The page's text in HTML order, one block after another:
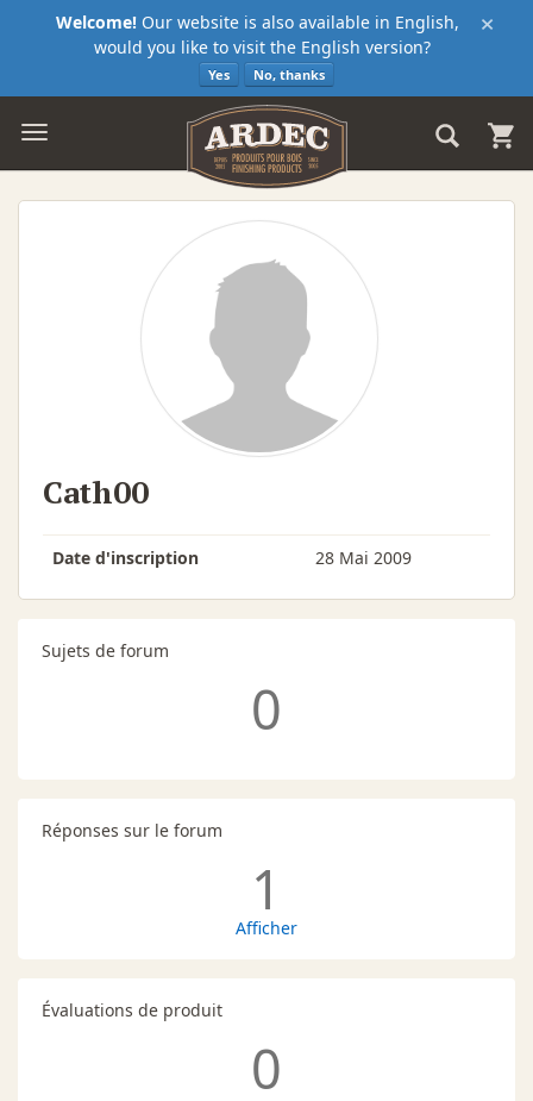
×
Welcome! Our website is also available in English,
would you like to visit the English version?
Yes No, thanks
Cath00
Date d'inscription 28 Mai 2009
Sujets de forum
0
Réponses sur le forum
1
Afficher
Évaluations de produit
0